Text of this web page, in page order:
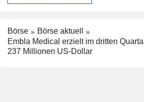
Börse
Börse aktuell
Embla Medical erzielt im dritten
237 Millionen US-Dollar